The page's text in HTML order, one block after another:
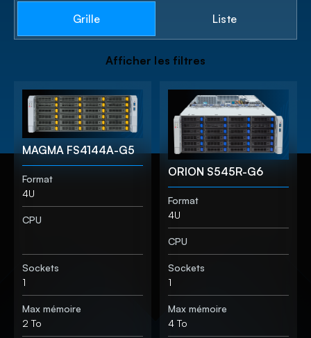
Grille Liste
Afficher les filtres
MAGMA FS4144A-G5
Format
4U
CPU
Sockets
1
Max mémoire
2 To
ORION S545R-G6
Format
4U
CPU
Sockets
1
Max mémoire
4 To